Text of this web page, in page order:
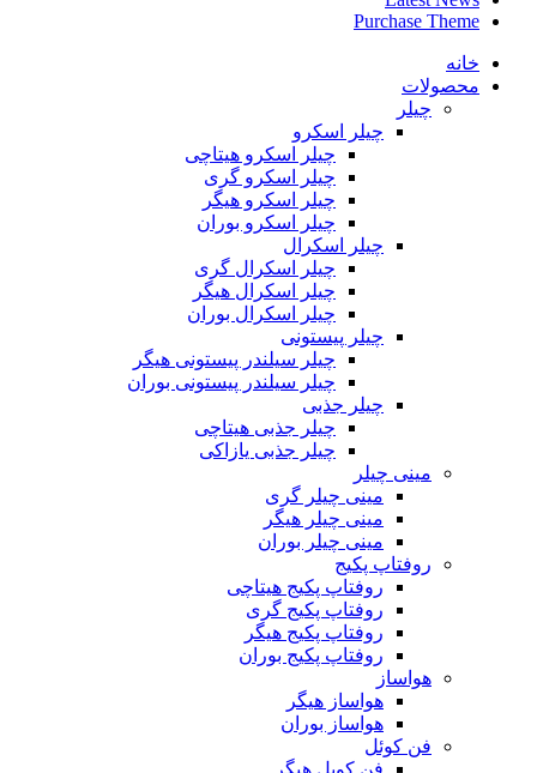
Purchase Theme
خانه
محصولات
چیلر
چیلر اسکرو
چیلر اسکرو هیتاچی
چیلر اسکرو گری
چیلر اسکرو هیگر
چیلر اسکرو بوران
چیلر اسکرال
چیلر اسکرال گری
چیلر اسکرال هیگر
چیلر اسکرال بوران
چیلر پیستونی
چیلر سیلندر پیستونی هیگر
چیلر سیلندر پیستونی بوران
چیلر جذبی
چیلر جذبی هیتاچی
چیلر جذبی یازاکی
مینی چیلر
مینی چیلر گری
مینی چیلر هیگر
مینی چیلر بوران
روفتاپ پکیج
روفتاپ پکیج هیتاچی
روفتاپ پکیج گری
روفتاپ پکیج هیگر
روفتاپ پکیج بوران
هواساز
هواساز هیگر
هواساز بوران
فن کوئل